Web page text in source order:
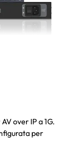
over IP a 1G.
per